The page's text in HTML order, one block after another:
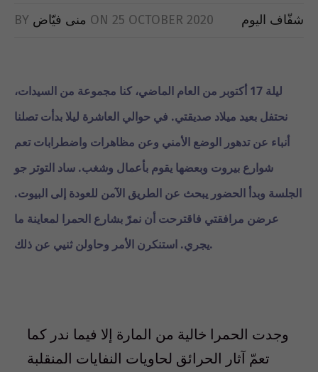
BY منى فيّاض ON 25 OCTOBER 2020 شفّاف اليوم
ليلة 17 أكتوبر من العام الماضي، كنا مجموعة من السيدات،
نحتفل بعيد ميلاد صديقتي. في حوالي العاشرة ليلا بدأت تصلنا
أنباء عن تدهور الوضع الأمني وعن مظاهرات واضطرابات تعم
شوارع بيروت وبعضها يقوم بأعمال وشغب. ساد التوتر جو
الجلسة وبدأ الحضور يبحث عن الطريق الآمن للعودة إلى البيوت.
عرضن مرافقتي فاقترحت أن نمرّ بشارع الحمرا لمعاينة ما
يجري. استنكرن الأمر وحاولن ثنيي عن ذلك.
وجدت الحمرا خالية من المارة إلا فيما ندر كما
تعمّ آثار الحرائق لحاويات النفايات المنقلبة